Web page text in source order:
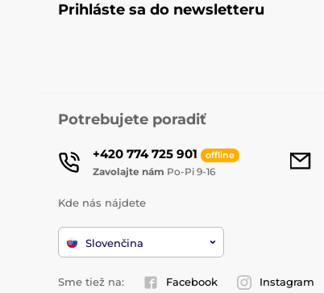
Prihláste sa do newsletteru
Potrebujete poradiť
+420 774 725 901 offline
Zavolajte nám Po-Pi 9-16
Kde nás nájdete
Slovenčina
Sme tiež na: Facebook Instagram